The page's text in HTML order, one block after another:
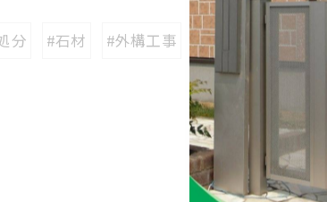
分 #石材 #外構工事 #エクステリア